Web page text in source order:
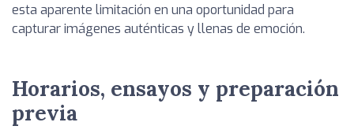
esta aparente limitación en una oportunidad para
capturar imágenes auténticas y llenas de emoción.
Horarios, ensayos y preparación
previa